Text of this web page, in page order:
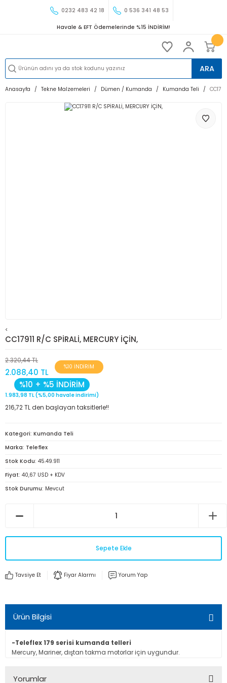
0232 483 42 18 0 536 341 48 53
Havale & EFT Ödemelerinde %15 İNDİRİM!
ARA
Anasayfa Tekne Malzemeleri Dümen / Kumanda Kumanda Teli
<
CC17911 R/C SPİRALİ, MERCURY İÇİN,
2.320,44 TL
2.088,40 TL
%10 İNDİRİM
%10 + %5 İNDİRİM
1.983,98 TL (%5,00 havale indirimi)
216,72 TL den başlayan taksitlerle!!
Kategori Kumanda Teli
Marka Teleflex
Stok Kodu 45.49.911
Fiyat 40,67 USD + KDV
Stok Durumu Mevcut
Sepete Ekle
Tavsiye Et Fiyar Alarmı Yorum Yap
Ürün Bilgisi
-Teleflex 179 serisi kumanda telleri
Mercury, Mariner, dıştan takma motorlar için uygundur.
Yorumlar